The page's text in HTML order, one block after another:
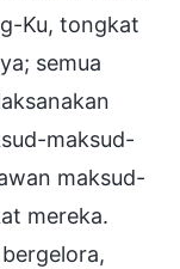
Ku, tongkat
semua
maksud-
maksud-
mereka.